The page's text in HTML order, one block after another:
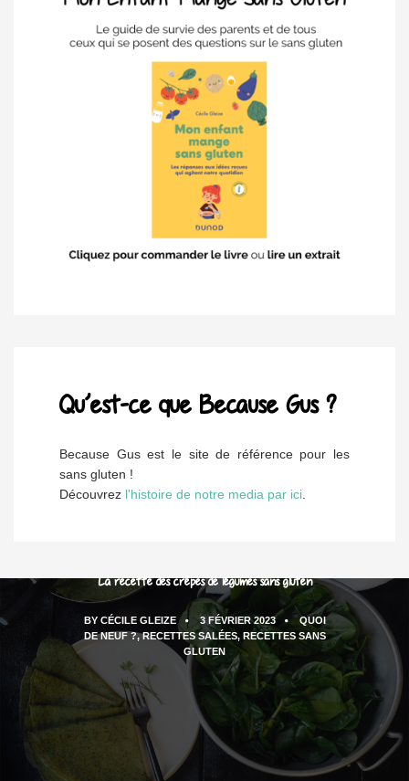
Qu’est-ce que Because Gus ?
Because Gus est le site de référence pour les
sans gluten !
Découvrez l'histoire de notre media par ici.
La recette des crêpes de légumes sans gluten
BY CÉCILE GLEIZE 3 FÉVRIER 2023
QUOI
DE NEUF ?, RECETTES SALÉES, RECETTES SANS
GLUTEN